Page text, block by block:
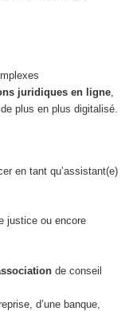
juridiques en ligne,
plus en plus digitalisé.
en tant qu’assistant(e)
justice ou encore
de conseil
d’une banque,